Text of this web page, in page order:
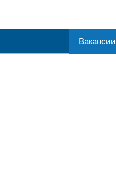
Вакансии